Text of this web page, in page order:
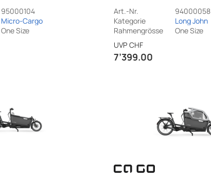
95000104
Micro-Cargo
One Size
Art.-Nr.
94000058
Kategorie
Long John
Rahmengrösse
One Size
UVP CHF
7’399.00